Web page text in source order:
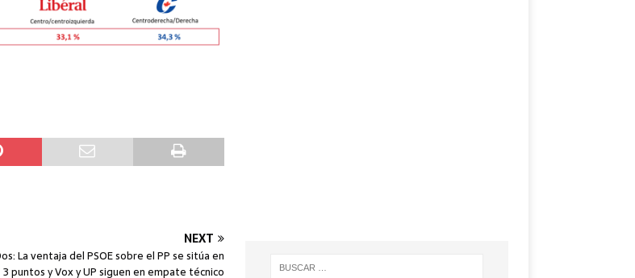
NEXT
La ventaja del PSOE sobre el PP se sitúa en
3 puntos y Vox y UP siguen en empate técnico